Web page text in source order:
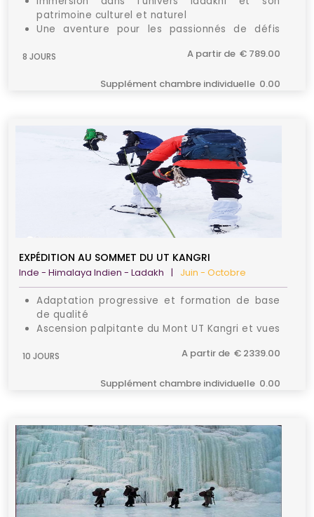
patrimoine culturel et naturel
Une aventure pour les passionnés de défis
Une acculturation progressive durant le séjour
8 JOURS A partir de € 789.00
Supplément chambre individuelle 0.00
EXPÉDITION AU SOMMET DU UT KANGRI
Inde - Himalaya Indien - Ladakh | Juin - Octobre
Adaptation progressive et formation de base
de qualité
Ascension palpitante du Mont UT Kangri et vues
Immersion dans la vie locale
10 JOURS A partir de € 2339.00
Supplément chambre individuelle 0.00